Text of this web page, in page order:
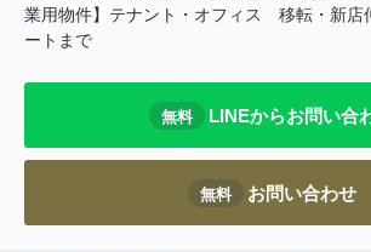
業用物件】テナント・オフィス 移転・新店
ートまで
無料 LINEからお問い合
無料 お問い合わせ